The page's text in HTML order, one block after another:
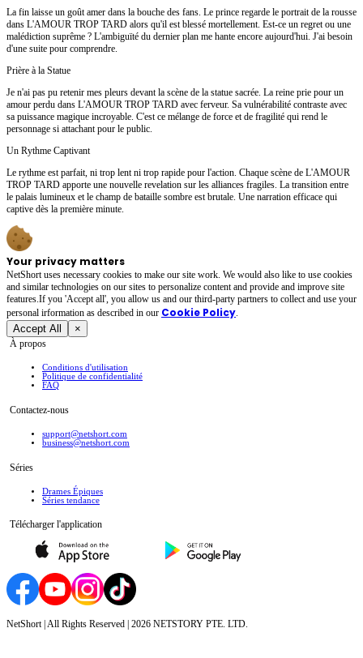
La fin laisse un goût amer dans la bouche des fans. Le prince regarde le portrait de la rousse
dans L'AMOUR TROP TARD alors qu'il est blessé mortellement. Est-ce un regret ou une
malédiction suprême ? L'ambiguïté du dernier plan me hante encore aujourd'hui. J'ai besoin
d'une suite pour comprendre.
Prière à la Statue
Je n'ai pas pu retenir mes pleurs devant la scène de la statue sacrée. La reine prie pour un
amour perdu dans L'AMOUR TROP TARD avec ferveur. Sa vulnérabilité contraste avec
sa puissance magique incroyable. C'est ce mélange de force et de fragilité qui rend le
personnage si attachant pour le public.
Un Rythme Captivant
Le rythme est parfait, ni trop lent ni trop rapide pour l'action. Chaque scène de L'AMOUR
TROP TARD apporte une nouvelle revelation sur les alliances fragiles. La transition entre
le palais lumineux et le champ de bataille sombre est brutale. Une narration efficace qui
captive dès la première minute.
Your privacy matters
NetShort uses necessary cookies to make our site work. We would also like to use cookies
and similar technologies on our sites to personalize content and provide and improve site
features.If you 'Accept all', you allow us and our third-party partners to collect and use your
personal irformation as described in our Cookie Policy.
Accept All ×
À propos
Conditions d'utilisation
Politique de confidentialité
FAQ
Contactez-nous
support@netshort.com
business@netshort.com
Séries
Drames Épiques
Séries tendance
Télécharger l'application
NetShort | All Rights Reserved | 2026 NETSTORY PTE. LTD.